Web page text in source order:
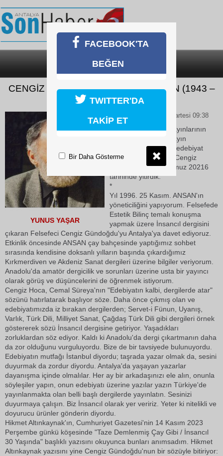
SON DAKİKA
CENGİZ GÜNDOĞDU’NUN ARDINDAN (1943 –
1 TEMMUZ 2026)
YUNUS YAŞAR
04 Temmuz 2026 Cumartesi 09:38
İnsancıl Dergisi ve yayınlarının
kurucusu ve genel yayın
yönetmeni, felsefeci, edebiyat
eleştirmeni ve yazar Cengiz
Gündoğdu’yu 1 Temmuz 20216
tarihinde yitirdik.
*
Yıl 1996. 25 Kasım. ANSAN'ın
yöneticiliğini yapıyorum. Felsefede
Estetik Bilinç temalı konuşma
yapmak üzere İnsancıl dergisini
çıkaran Felsefeci Cengiz Gündoğdu'yu Antalya'ya davet ediyoruz.
Etkinlik öncesinde ANSAN çay bahçesinde yaptığımız sohbet
sırasında kendisine doksanlı yılların başında çıkardığımız
Kırkmerdiven ve Akdeniz Sanat dergileri üzerine bilgiler veriyorum.
Anadolu'da amatör dergicilik ve sorunları üzerine usta bir yayıncı
olarak görüş ve düşüncelerini de öğrenmek istiyorum.
Cengiz Hoca, Cemal Süreya'nın "Edebiyatın kalbi, dergilerde atar"
sözünü hatırlatarak başlıyor söze. Daha önce çıkmış olan ve
edebiyatımızda iz bırakan dergilerden; Servet-i Fünun, Uyanış,
Varlık, Türk Dili, Milliyet Sanat, Çağdaş Türk Dili gibi dergileri örnek
göstererek sözü İnsancıl dergisine getiriyor. Yaşadıkları
zorluklardan söz ediyor. Kaldı ki Anadolu'da dergi çıkartmanın daha
da zor olduğunu vurguluyordu. Bize de bir tavsiyede bulunuyordu.
Edebiyatın mutfağı İstanbul diyordu; taşrada yazar olmak da, sesini
duyurmak da zordur diyordu. Antalya'da yaşayan yazarlar
dayanışma içinde olmalılar. Her ay bir arkadaşınızı ele alın, onunla
söyleşiler yapın, onun edebiyatı üzerine yazılar yazın Türkiye'de
yayınlanmakta olan belli başlı dergilerde yayınlatın. Sesinizi
duyurmaya çalışın. Biz İnsancıl olarak yer veririz. Yeter ki nitelikli ve
doyurucu ürünler gönderin diyordu.
Hikmet Altınkaynak'ın, Cumhuriyet Gazetesi'nin 14 Kasım 2023
Perşembe günkü köşesinde "Taze Demlenmiş Çay Gibi / İnsancıl
30 Yaşında" başlıklı yazısını okuyunca bunları anımsadım. Hikmet
Altınkaynak yazısını yine Cengiz Gündoğdu'nun bir sözüyle bitiriyor:
FACEBOOK'TA
BEĞEN
TWITTER'DA
TAKİP ET
Bir Daha Gösterme